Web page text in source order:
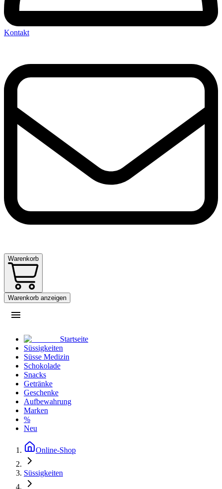
Kontakt
Warenkorb
Warenkorb anzeigen
Startseite
Süssigkeiten
Süsse Medizin
Schokolade
Snacks
Getränke
Geschenke
Aufbewahrung
Marken
%
Neu
Online-Shop
Süssigkeiten